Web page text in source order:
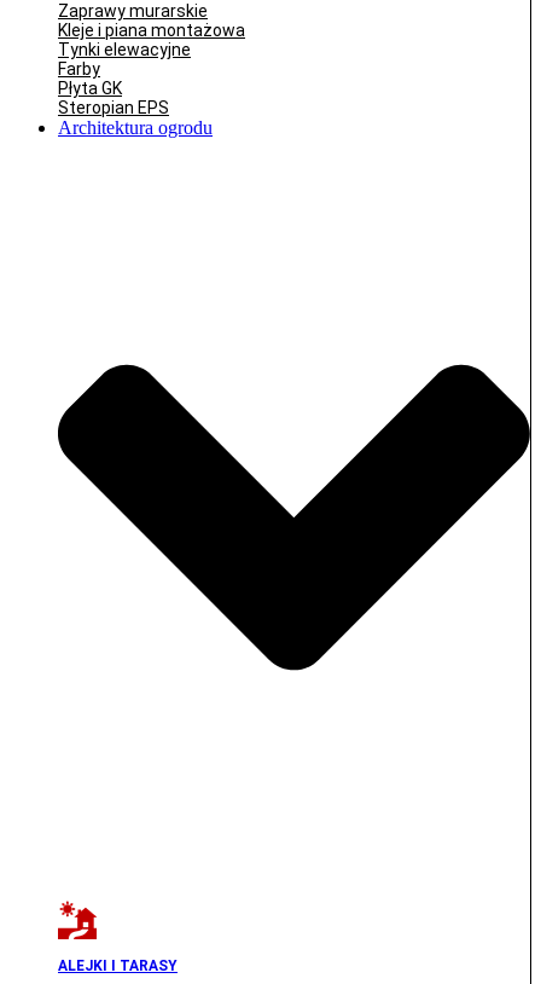
Zaprawy murarskie
Kleje i piana montażowa
Tynki elewacyjne
Farby
Płyta GK
Steropian EPS
Architektura ogrodu
ALEJKI I TARASY